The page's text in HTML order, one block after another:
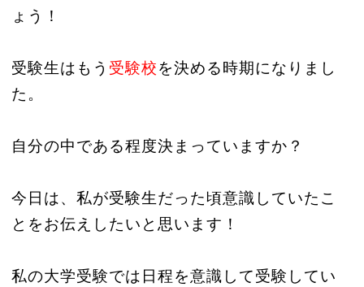
ょう！
受験生はもう 受験校を決める時期になりまし
た。
自分の中である程度決まっていますか？
今日は、私が受験生だった頃意識していたこ
とをお伝えしたいと思います！
私の大学受験では日程を意識して受験してい